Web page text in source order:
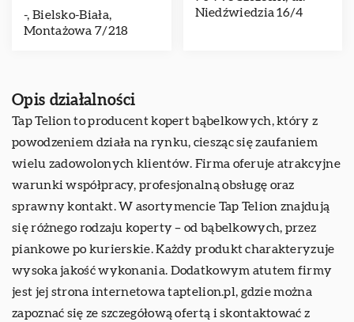
-, Bielsko-Biała,
Montażowa 7/218
Niedźwiedzia 16/4
Opis działalności
Tap Telion to producent kopert bąbelkowych, który z
powodzeniem działa na rynku, ciesząc się zaufaniem
wielu zadowolonych klientów. Firma oferuje atrakcyjne
warunki współpracy, profesjonalną obsługę oraz
sprawny kontakt. W asortymencie Tap Telion znajdują
się różnego rodzaju koperty – od bąbelkowych, przez
piankowe po kurierskie. Każdy produkt charakteryzuje
wysoka jakość wykonania. Dodatkowym atutem firmy
jest jej strona internetowa taptelion.pl, gdzie można
zapoznać się ze szczegółową ofertą i skontaktować z